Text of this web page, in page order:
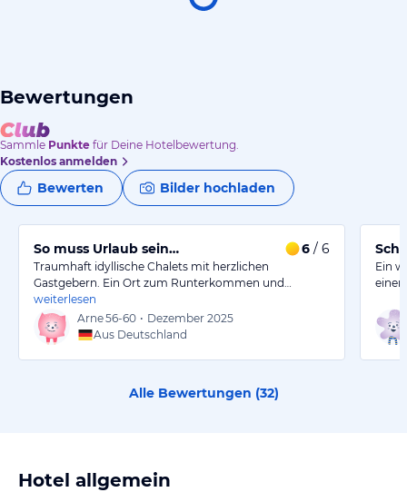
Bewertungen
Sammle Punkte für Deine Hotelbewertung.
Kostenlos anmelden
Bewerten Bilder hochladen
So muss Urlaub sein… 6 / 6
Traumhaft idyllische Chalets mit herzlichen
Gastgebern. Ein Ort zum Runterkommen und…
weiterlesen
Arne56-60 • Dezember 2025
Aus Deutschland
Ein
einer
Alle Bewertungen (32)
Hotel allgemein